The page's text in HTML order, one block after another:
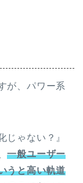
が、パワー系
じゃない？』
一般ユーザー
うと高い軌道